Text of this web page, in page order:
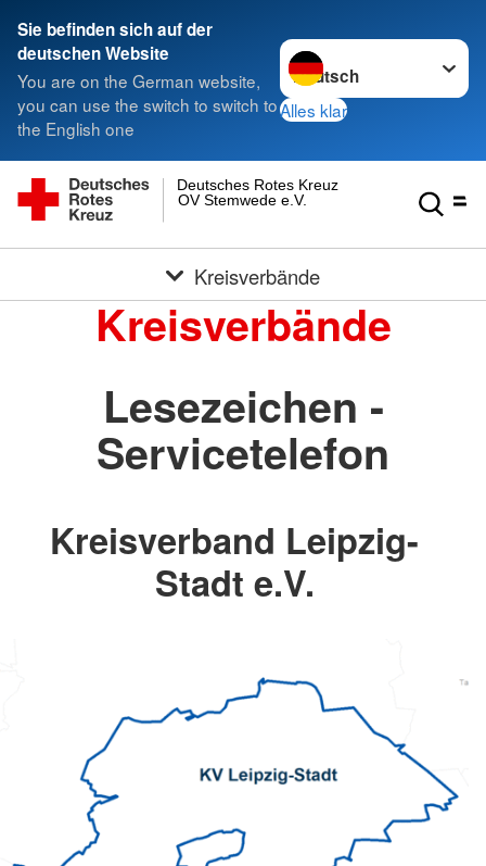
Sie befinden sich auf der
deutschen Website
You are on the German website,
you can use the switch to switch to
the English one
Sprache wechseln zu
Alles klar
OV Stemwede e.V.
Deutsches Rotes Kreuz
Kreisverbände
Kreisverbände
Lesezeichen -
Servicetelefon
Kreisverband Leipzig-
Stadt e.V.